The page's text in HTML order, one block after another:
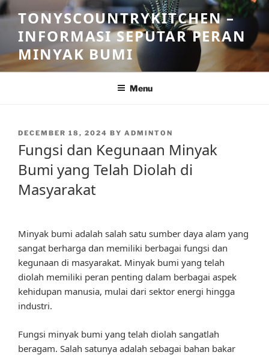
Skip
to
content
TONYSCOUNTRYKITCHEN –
INFORMASI SEPUTAR PERAN
MINYAK BUMI
Menu
POSTED
DECEMBER 18, 2024 BY ADMINTON
Fungsi dan Kegunaan Minyak
Bumi yang Telah Diolah di
Masyarakat
Minyak bumi adalah salah satu sumber daya alam yang
sangat berharga dan memiliki berbagai fungsi dan
kegunaan di masyarakat. Minyak bumi yang telah
diolah memiliki peran penting dalam berbagai aspek
kehidupan manusia, mulai dari sektor energi hingga
industri.
Fungsi minyak bumi yang telah diolah sangatlah
beragam. Salah satunya adalah sebagai bahan bakar